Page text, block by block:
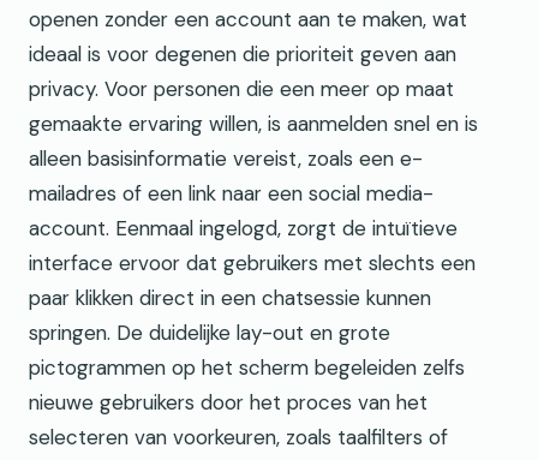
openen zonder een account aan te maken, wat
ideaal is voor degenen die prioriteit geven aan
privacy. Voor personen die een meer op maat
gemaakte ervaring willen, is aanmelden snel en is
alleen basisinformatie vereist, zoals een e-
mailadres of een link naar een social media-
account. Eenmaal ingelogd, zorgt de intuïtieve
interface ervoor dat gebruikers met slechts een
paar klikken direct in een chatsessie kunnen
springen. De duidelijke lay-out en grote
pictogrammen op het scherm begeleiden zelfs
nieuwe gebruikers door het proces van het
selecteren van voorkeuren, zoals taalfilters of